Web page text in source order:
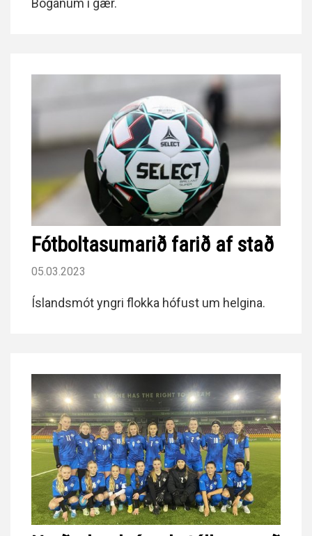
Boganum í gær.
Fótboltasumarið farið af stað
05.03.2023
Íslandsmót yngri flokka hófust um helgina.